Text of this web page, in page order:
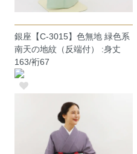
銀座【C-3015】色無地 緑色系
南天の地紋（反端付） :身丈
163/裄67